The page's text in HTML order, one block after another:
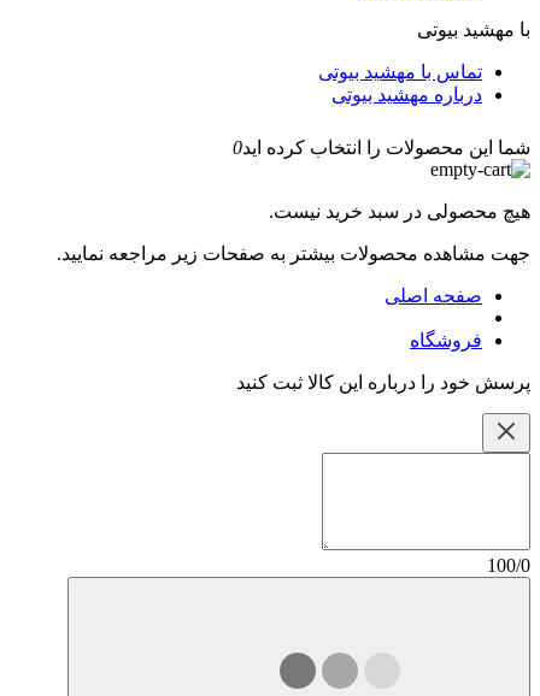
با مهشید بیوتی
تماس با مهشید بیوتی
درباره مهشید بیوتی
شما این محصولات را انتخاب کرده اید0
هیچ محصولی در سبد خرید نیست.
جهت مشاهده محصولات بیشتر به صفحات زیر مراجعه نمایید.
صفحه اصلی
فروشگاه
پرسش خود را درباره این کالا ثبت کنید
100/0